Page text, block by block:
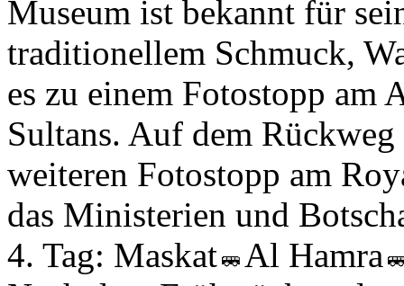
Museum ist bekannt für
traditionellem Schmuck,
es zu einem Fotostopp am
Sultans. Auf dem
weiteren Fotostopp am
das Ministerien und
4. Tag: Maskat
Al Hamra